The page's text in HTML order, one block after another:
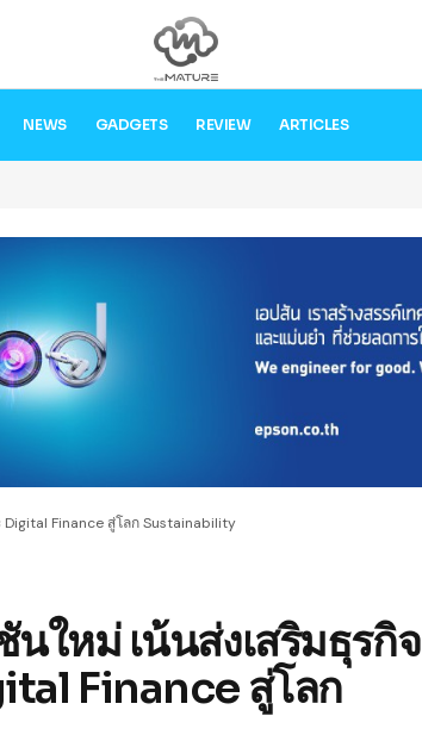
NEWS GADGETS REVIEW ARTICLES
Finance สู่โลก Sustainability
ใหม่ เน้นส่งเสริมธุรกิจ
Finance สู่โลก